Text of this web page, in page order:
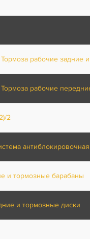
Тормоза рабочие задние
Тормоза рабочие
2
и тормозные барабаны
и тормозные диски